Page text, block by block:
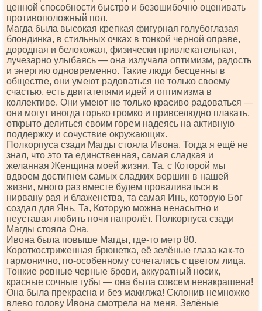
ценной способности быстро и безошибочно оценивать
противоположный пол.
Магда была высокая крепкая фигурная голубоглазая
блондинка, в стильных очках в тонкой черной оправе,
дородная и белокожая, физически привлекательная,
лучезарно улыбаясь — она излучала оптимизм, радость
и энергию одновременно. Такие люди бесценны в
обществе, они умеют радоваться не только своему
счастью, есть двигатепями идей и оптимизма в
коллективе. Они умеют не только красиво радоваться —
они могут иногда горько громко и привселюдно плакать,
открыто делиться своим горем надеясь на активную
поддержку и сочуствие окружающих.
Полкорпуса сзади Магды стояла Ивона. Тогда я ещё не
знал, что это та единственная, самая сладкая и
желанная Женщина моей жизни, Та, с Которой мы
вдвоем достигнем самых сладких вершин в нашей
жизни, много раз вместе будем проваливаться в
нирвану рая и блаженства, та самая Инь, которую Бог
создал для Янь, Та, Которую можна ненасытно и
неуставая любить ночи напролёт. Полкорпуса сзади
Магды стояла Она.
Ивона была повыше Магды, где-то метр 80.
Короткостриженная брюнетка, её зелёные глаза как-то
гармонично, по-особенному сочетались с цветом лица.
Тонкие ровные черные брови, аккуратный носик,
красные сочные губы — она была совсем ненакрашена!
Она была прекрасна и без макияжа! Склонив немножко
влево голову Ивона смотрела на меня. Зелёные